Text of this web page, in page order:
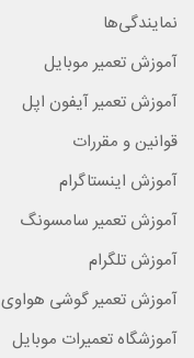
نمایندگی‌ها
آموزش تعمیر موبایل
آموزش تعمیر آیفون اپل
قوانین و مقررات
آموزش اینستاگرام
آموزش تعمیر سامسونگ
آموزش تلگرام
آموزش تعمیر گوشی هواوی
آموزشگاه تعمیرات موبایل